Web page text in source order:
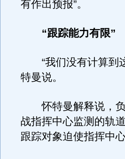
有作出预报”。
“跟踪能力有限”
“我们没有计算到这
特曼说。
怀特曼解释说，负
战指挥中心监测的轨
跟踪对象迫使指挥中